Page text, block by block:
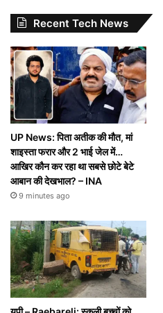
Recent Tech News
UP News: पिता अतीक की मौत, मां
शाइस्ता फरार और 2 भाई जेल में…
आखिर कौन कर रहा था सबसे छोटे बेटे
आबान की देखभाल? – INA
9 minutes ago